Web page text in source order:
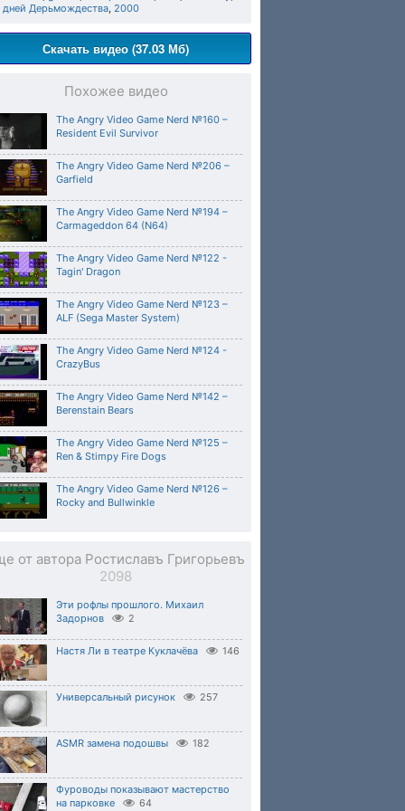
дней Дерьмождества, 2000
Скачать видео (37.03 Мб)
Похожее видео
The Angry Video Game Nerd №160 –
Resident Evil Survivor
The Angry Video Game Nerd №206 –
Garfield
The Angry Video Game Nerd №194 –
Carmageddon 64 (N64)
The Angry Video Game Nerd №122 -
Tagin' Dragon
The Angry Video Game Nerd №123 –
ALF (Sega Master System)
The Angry Video Game Nerd №124 -
CrazyBus
The Angry Video Game Nerd №142 –
Berenstain Bears
The Angry Video Game Nerd №125 –
Ren & Stimpy Fire Dogs
The Angry Video Game Nerd №126 –
Rocky and Bullwinkle
от автора Ростиславъ Григорьевъ
2098
Эти рофлы прошлого. Михаил
Задорнов
2
Настя Ли в театре Куклачёва 146
Универсальный рисунок 257
ASMR замена подошвы 182
Фуроводы показывают мастерство
на парковке
64